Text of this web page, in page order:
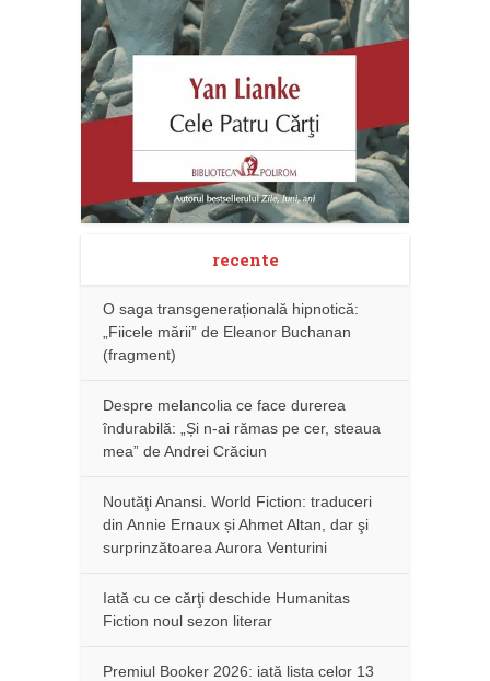
recente
O saga transgenerațională hipnotică:
„Fiicele mării” de Eleanor Buchanan
(fragment)
Despre melancolia ce face durerea
îndurabilă: „Și n-ai rămas pe cer, steaua
mea” de Andrei Crăciun
Noutăţi Anansi. World Fiction: traduceri
din Annie Ernaux și Ahmet Altan, dar şi
surprinzătoarea Aurora Venturini
Iată cu ce cărţi deschide Humanitas
Fiction noul sezon literar
Premiul Booker 2026: iată lista celor 13